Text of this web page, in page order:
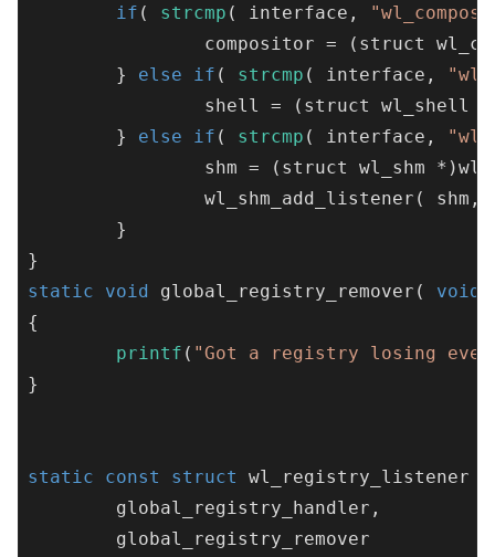
if ( strcmp ( interface,
compositor = (struct
	}
else if ( strcmp ( interface,
shell = (struct
	}
else if ( strcmp ( interface,
shm = (struct wl_shm
wl_shm_add_listener(
static
void global_registry_remover ( void
{
printf ( "Got a registry losing
}
static const struct wl_registry_listener